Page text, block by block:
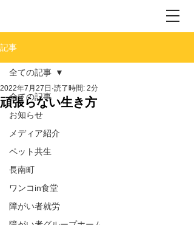
記事
全ての記事
お知らせ
メディア紹介
ペット共生
長南町
ワンコin食堂
障がい者就労
全ての記事
頑張らない生き方
2022年7月27日 読了時間: 2分